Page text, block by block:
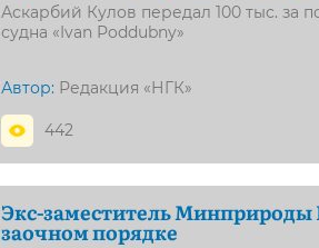
Аскарбий Кулов передал 100 тыс. за
судна «Ivan Poddubny»
Автор: Редакция «НГК»
442
Экс-заместитель Минприроды
заочном порядке